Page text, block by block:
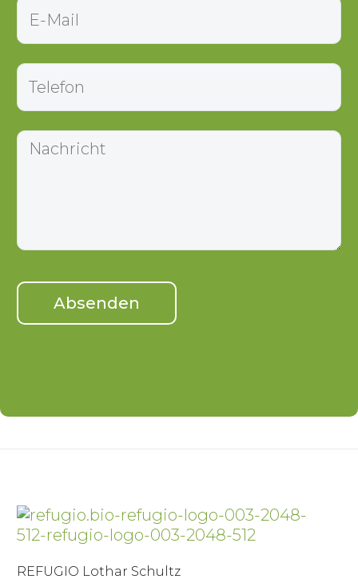
REFUGIO Lothar Schultz